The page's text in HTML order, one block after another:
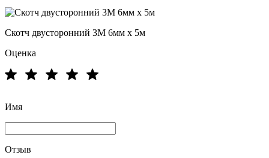
Скотч двусторонний 3M 6мм х 5м
Оценка
Имя
Отзыв